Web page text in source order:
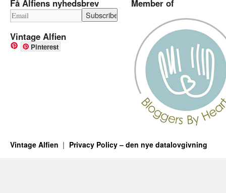
Få Alfiens nyhedsbrev
Vintage Alfien
Pinterest
Member of
Vintage Alfien Privacy Policy – den nye datalovgivning